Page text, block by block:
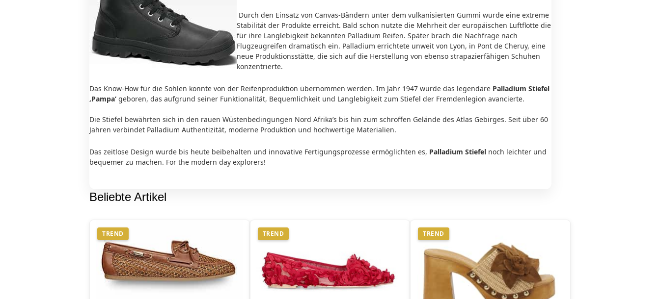
Durch den Einsatz von Canvas-Bändern unter dem vulkanisierten Gummi wurde eine extreme
Stabilität der Produkte erreicht. Bald schon nutzte die Mehrheit der europäischen Luftflotte die
für ihre Langlebigkeit bekannten Palladium Reifen. Später brach die Nachfrage nach
Flugzeugreifen dramatisch ein. Palladium errichtete unweit von Lyon, in Pont de Cheruy, eine
neue Produktionsstätte, die sich auf die Herstellung von ebenso strapazierfähigen Schuhen
konzentrierte.
Das Know-How für die Sohlen konnte von der Reifenproduktion übernommen werden. Im Jahr 1947 wurde das legendäre Palladium Stiefel
‚Pampa’ geboren, das aufgrund seiner Funktionalität, Bequemlichkeit und Langlebigkeit zum Stiefel der Fremdenlegion avancierte.
Die Stiefel bewährten sich in den rauen Wüstenbedingungen Nord Afrika’s bis hin zum schroffen Gelände des Atlas Gebirges. Seit über 60
Jahren verbindet Palladium Authentizität, moderne Produktion und hochwertige Materialien.
Das zeitlose Design wurde bis heute beibehalten und innovative Fertigungsprozesse ermöglichten es, Palladium Stiefel noch leichter und
bequemer zu machen. For the modern day explorers!
Beliebte Artikel
TREND TREND TREND